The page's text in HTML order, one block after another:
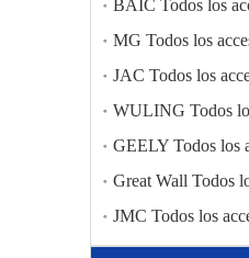
2026-01-05
Zibo Baiwang